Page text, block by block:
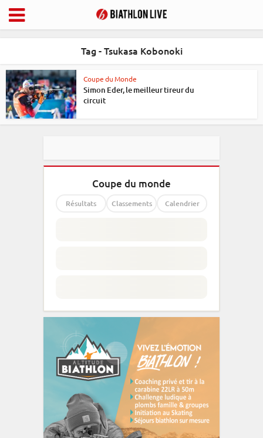
Tag - Tsukasa Kobonoki
Coupe du Monde
Simon Eder, le meilleur tireur du
circuit
Coupe du monde
Résultats Classements Calendrier